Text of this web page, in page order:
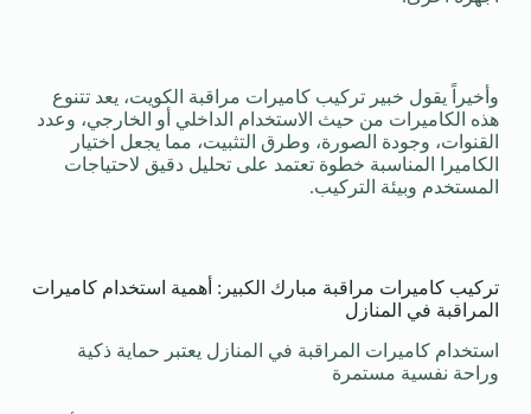
وأخيراً يقول خبير تركيب كاميرات مراقبة الكويت، يعد تتنوع
هذه الكاميرات من حيث الاستخدام الداخلي أو الخارجي، وعدد
القنوات، وجودة الصورة، وطرق التثبيت، مما يجعل اختيار
الكاميرا المناسبة خطوة تعتمد على تحليل دقيق لاحتياجات
المستخدم وبيئة التركيب.
تركيب كاميرات مراقبة مبارك الكبير: أهمية استخدام كاميرات
المراقبة في المنازل
استخدام كاميرات المراقبة في المنازل يعتبر حماية ذكية
وراحة نفسية مستمرة